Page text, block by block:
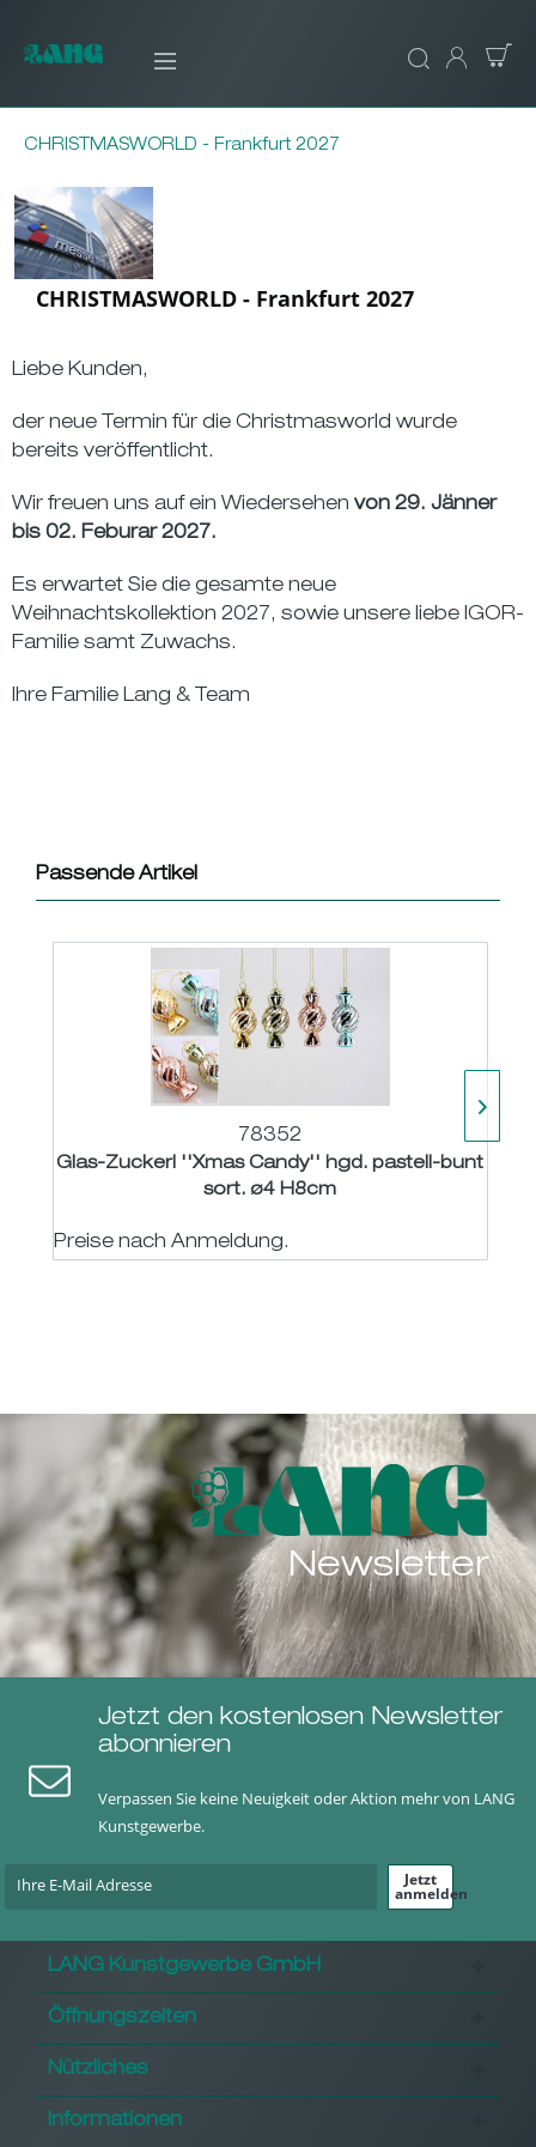
CHRISTMASWORLD - Frankfurt 2027
CHRISTMASWORLD - Frankfurt 2027
Liebe Kunden,
der neue Termin für die Christmasworld wurde
bereits veröffentlicht.
Wir freuen uns auf ein Wiedersehen von 29. Jänner
bis 02. Feburar 2027.
Es erwartet Sie die gesamte neue
Weihnachtskollektion 2027, sowie unsere liebe IGOR-
Familie samt Zuwachs.
Ihre Familie Lang & Team
Passende Artikel
78352
Glas-Zuckerl ''Xmas Candy'' hgd. pastell-bunt
sort. ø4 H8cm
Preise nach Anmeldung.
Newsletter
Jetzt den kostenlosen Newsletter
abonnieren
Verpassen Sie keine Neuigkeit oder Aktion mehr von LANG
Kunstgewerbe.
Jetzt
anmelden
LANG Kunstgewerbe GmbH
Öffnungszeiten
Nützliches
Informationen